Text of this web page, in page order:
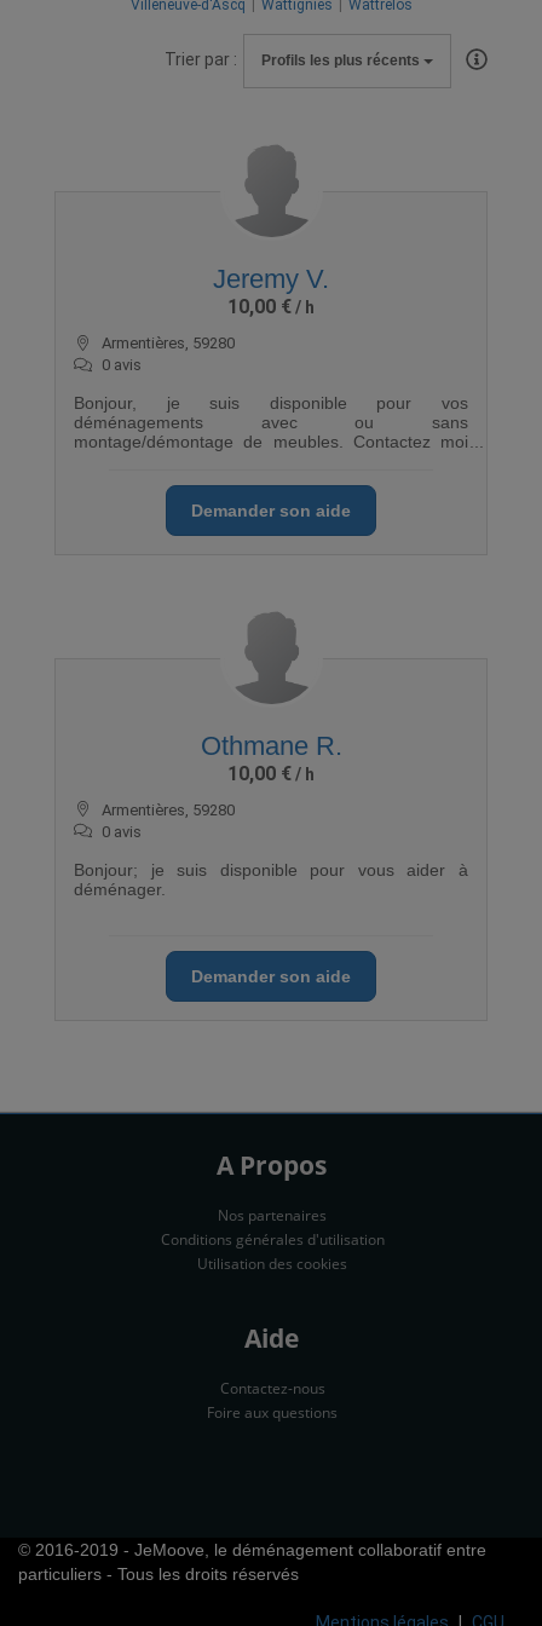
Villeneuve-d'Ascq
Wattignies Wattrelos
Trier par : Profils les plus récents
Jeremy V.
10,00 €
Armentières, 59280
0 avis
Bonjour, je suis disponible pour vos
déménagements avec ou sans
montage/démontage de meubles. Contactez moi
Demander son aide
Othmane R.
10,00 €
Armentières, 59280
0 avis
Bonjour; je suis disponible pour vous aider à
déménager.
Demander son aide
A Propos
Nos partenaires
Conditions générales d'utilisation
Utilisation des cookies
Aide
Contactez-nous
Foire aux questions
© 2016-2019 - JeMoove, le déménagement collaboratif entre
particuliers - Tous les droits réservés